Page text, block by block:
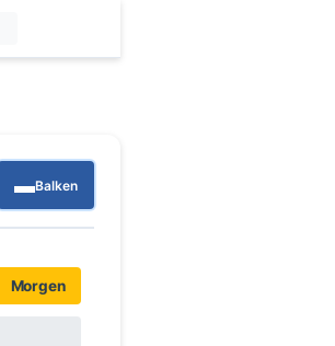
▬Balken
Morgen